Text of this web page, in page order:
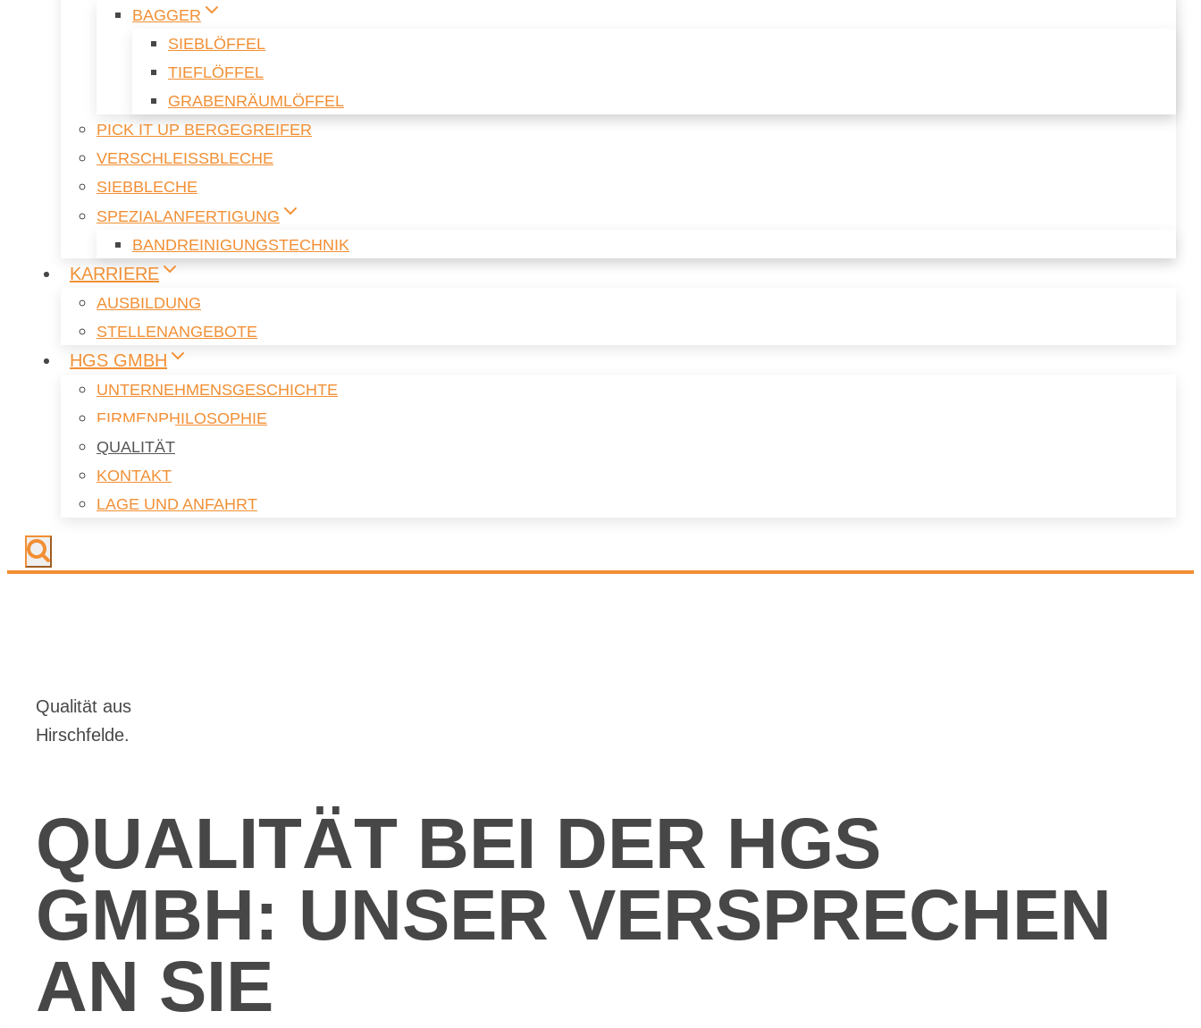
BAG­GER
SIEB­LÖF­FEL
TIEF­LÖF­FEL
GRA­BEN­RÄUM­LÖF­FEL
PICK IT UP BER­GE­G­REI­FER
VER­SCHLEISS­BLE­CHE
SIEB­BLE­CHE
SPE­ZI­AL­AN­FER­TI­GUNG
BAND­REI­NI­GUNGS­TECH­NIK
KAR­RIE­RE
AUS­BIL­DUNG
STEL­LEN­AN­GE­BO­TE
HGS GMBH
UN­TER­NEH­MENS­GE­SCHICH­TE
FIR­MEN­PHI­LO­SO­PHIE
QUA­LI­TÄT
KON­TAKT
LAGE UND AN­FAHRT
Qua­li­tät aus
Hirsch­felde.
QUA­LI­TÄT BEI DER HGS
GMBH: UN­SER VER­SPRE­CHEN
AN SIE